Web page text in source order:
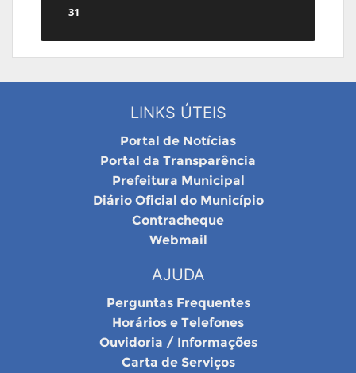
31
LINKS ÚTEIS
Portal de Notícias
Portal da Transparência
Prefeitura Municipal
Diário Oficial do Município
Contracheque
Webmail
AJUDA
Perguntas Frequentes
Horários e Telefones
Ouvidoria / Informações
Carta de Serviços